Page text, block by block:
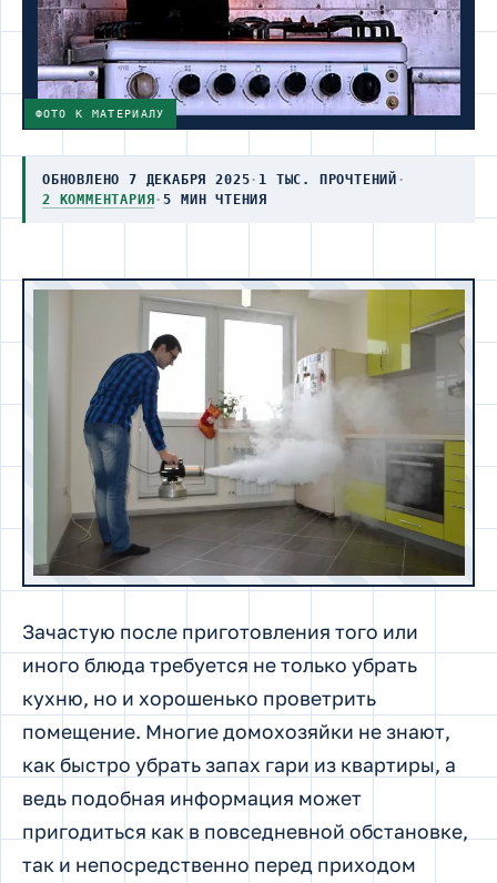
ФОТО К МАТЕРИАЛУ
ОБНОВЛЕНО 7 ДЕКАБРЯ 2025· 1 ТЫС. ПРОЧТЕНИЙ ·
2 КОММЕНТАРИЯ ·5 МИН ЧТЕНИЯ
Зачастую после приготовления того или
иного блюда требуется не только убрать
кухню, но и хорошенько проветрить
помещение. Многие домохозяйки не знают,
как быстро убрать запах гари из квартиры, а
ведь подобная информация может
пригодиться как в повседневной обстановке,
так и непосредственно перед приходом